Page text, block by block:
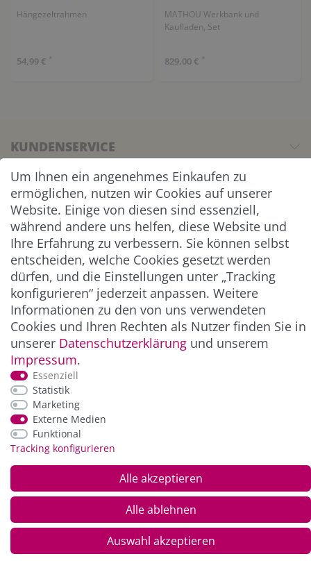
Hängezeltrahmen
54,99 € *
MATHOU Werkbank und
Kaufladen, Set
829,00 € *
KUNDENSERVICE
UNTERNEHMEN & SERVICE
INFORMATION
NEWSLETTER
ZAHLUNG & VERSAND
*Alle Preise inkl. der gesetzl. MwSt. zzgl.
und Versandkosten
Um Ihnen ein angenehmes Einkaufen zu
ermöglichen, nutzen wir Cookies auf unserer
Website. Einige von diesen sind essenziell,
während andere uns helfen, diese Website und
Ihre Erfahrung zu verbessern. Sie können selbst
entscheiden, welche Cookies gesetzt werden
dürfen, und die Einstellungen unter „Tracking
konfigurieren“ jederzeit anpassen. Weitere
Informationen zu den von uns verwendeten
Cookies und Ihren Rechten als Nutzer finden Sie in
unserer Daten­schutz­erklärung und unserem
Impressum.
Essenziell
Statistik
Marketing
Externe Medien
Funktional
Tracking konfigurieren
Alle akzeptieren
Alle ablehnen
Auswahl akzeptieren
© Copyright 2026 Alle Rechte vorbehalten. |webshop by